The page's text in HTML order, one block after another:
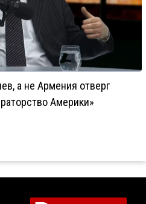
а не Армения отверг
Америки»